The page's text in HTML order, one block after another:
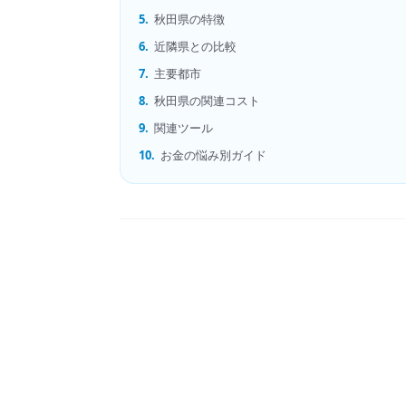
5. 秋田県の特徴
6. 近隣県との比較
7. 主要都市
8. 秋田県の関連コスト
9. 関連ツール
10. お金の悩み別ガイド